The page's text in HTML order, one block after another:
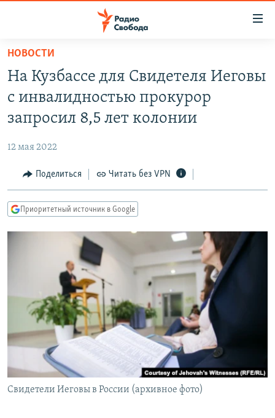
упрощенного
доступа
основному
Вернутся
Вернутся
ПРОГРАММЫ
ПОДКАСТЫ
АВТОРСКИЕ ПРОЕКТЫ
МНЕНИЯ
КУЛЬТУРА
КАВКАЗ.РЕАЛИИ
СЕВЕР.РЕАЛИИ
СИБИРЬ.РЕАЛИИ
РАСПИСАНИЕ ВЕЩАНИЯ
ПОДПИШИТЕСЬ НА РАССЫЛКУ
СОЦИАЛЬНЫЕ СЕТИ
НОВОСТИ
На Кузбассе для Свидетеля Иеговы
с инвалидностью прокурор
запросил 8,5 лет колонии
12 мая 2022
Поделиться Читать без VPN
Приоритетный источник в Google
Свидетели Иеговы в России (архивное фото)